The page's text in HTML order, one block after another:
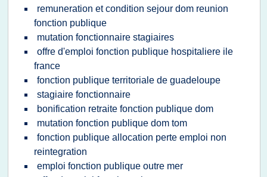
remuneration et condition sejour dom reunion
fonction publique
mutation fonctionnaire stagiaires
offre d'emploi fonction publique hospitaliere ile
france
fonction publique territoriale de guadeloupe
stagiaire fonctionnaire
bonification retraite fonction publique dom
mutation fonction publique dom tom
fonction publique allocation perte emploi non
reintegration
emploi fonction publique outre mer